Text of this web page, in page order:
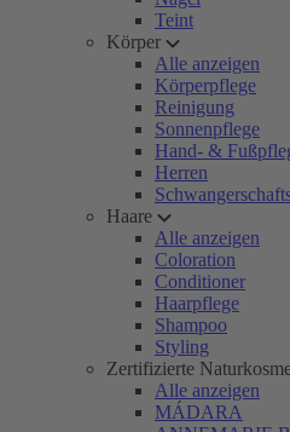
Teint
Körper
Alle anzeigen
Körperpflege
Reinigung
Sonnenpflege
Hand- &
Herren
Haare
Alle anzeigen
Coloration
Conditioner
Haarpflege
Shampoo
Styling
Zertifizierte
Alle anzeigen
MÁDARA